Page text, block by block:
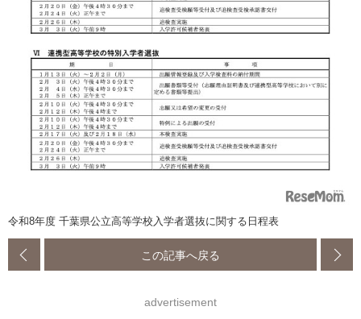
令和8年度 千葉県公立高等学校入学者選抜に関する日程表
この記事へ戻る
advertisement